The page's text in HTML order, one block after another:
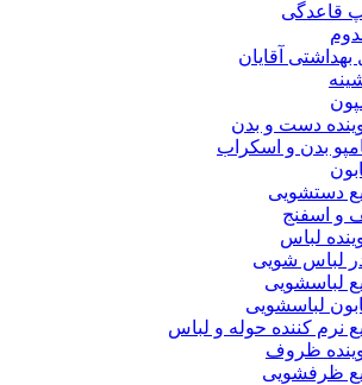
قاعدگی
بهداشتی آقایان
دست و بدن
بدن و اسکراب
دستشویی
و اسفنج
لباس
لباس شویی
لباسشویی
لباسشویی
نرم کننده حوله و لباس
ظروف
ظرفشویی